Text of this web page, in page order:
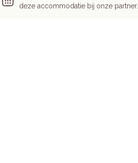
deze accommodatie bij onze partner.